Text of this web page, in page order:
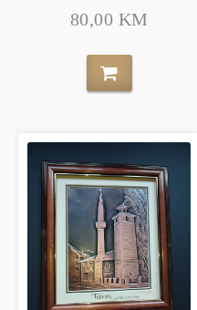
80,00 KM